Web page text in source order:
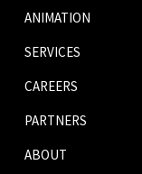
ANIMATION
SERVICES
CAREERS
PARTNERS
ABOUT